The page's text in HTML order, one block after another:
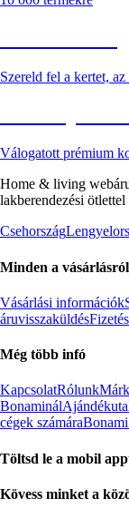
Szereld fel a kertet,
Válogatott prémium
Home & living
lakberendezési ötlettel
Csehország
Minden a vásárlásról
Vásárlási információk
áruvisszaküldésFizetés
Még több infó
KapcsolatRólunk
Bonaminál
cégek számára
Töltsd le a mobil
Kövess minket a